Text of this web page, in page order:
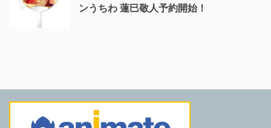
ンうちわ 蓮巳敬人予約開始！